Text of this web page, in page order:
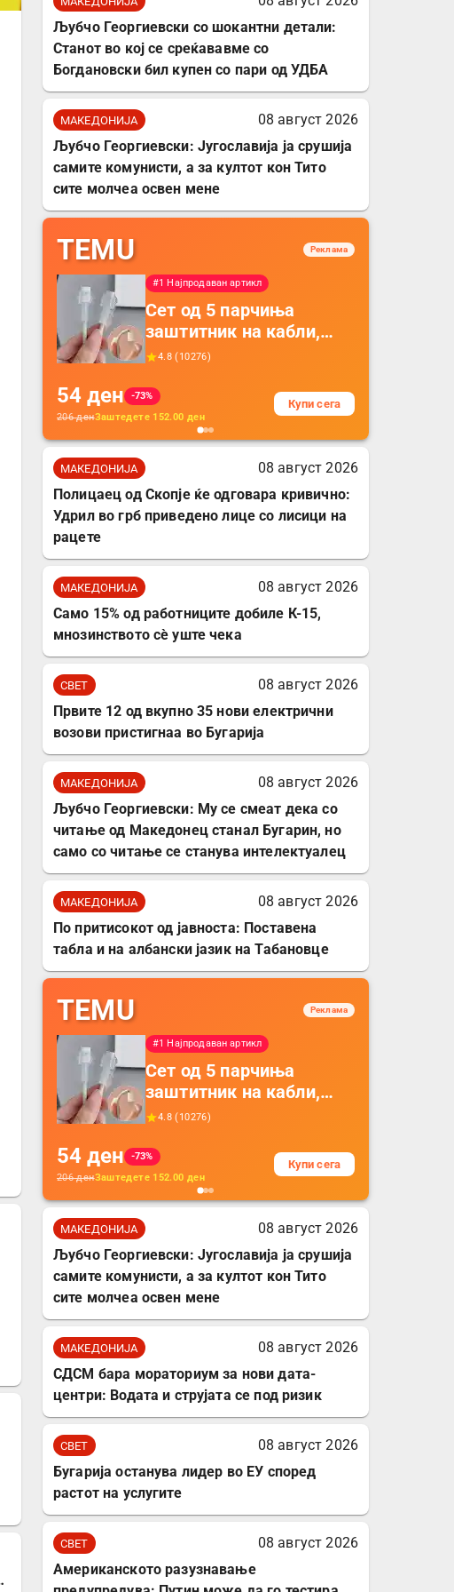
Љубчо Георгиевски со шокантни детали:
Станот во кој се среќававме со
Богдановски бил купен со пари од УДБА
МАКЕДОНИЈА
08 август 2026
Љубчо Георгиевски: Југославија ја срушија
самите комунисти, а за култот кон Тито
сите молчеа освен мене
TEMU Реклама
#1 Најпродаван артикл
Сет од 5 парчиња
заштитник на кабли,
прекривка за заштита
додатоци за заштита на
кабли, без батерија, за
мобилни телефони,
комплет за заштита на
4.8 (10276)
54 ден
-73%
206денЗаштедете 152.00 ден
Купи сега
МАКЕДОНИЈА
08 август 2026
Полицаец од Скопје ќе одговара кривично:
Удрил во грб приведено лице со лисици на
рацете
МАКЕДОНИЈА
08 август 2026
Само 15% од работниците добиле К-15,
мнозинството сè уште чека
СВЕТ
08 август 2026
Првите 12 од вкупно 35 нови електрични
возови пристигнаа во Бугарија
МАКЕДОНИЈА
08 август 2026
Љубчо Георгиевски: Му се смеат дека со
читање од Македонец станал Бугарин, но
само со читање се станува интелектуалец
МАКЕДОНИЈА
08 август 2026
По притисокот од јавноста: Поставена
табла и на албански јазик на Табановце
TEMU Реклама
#1 Најпродаван артикл
Сет од 5 парчиња
заштитник на кабли,
прекривка за заштита
додатоци за заштита на
кабли, без батерија, за
мобилни телефони,
комплет за заштита на
4.8 (10276)
54 ден
-73%
206денЗаштедете 152.00 ден
Купи сега
МАКЕДОНИЈА
08 август 2026
Љубчо Георгиевски: Југославија ја срушија
самите комунисти, а за култот кон Тито
сите молчеа освен мене
МАКЕДОНИЈА
08 август 2026
СДСМ бара мораториум за нови дата-
центри: Водата и струјата се под ризик
СВЕТ
08 август 2026
Бугарија останува лидер во ЕУ според
растот на услугите
СВЕТ
08 август 2026
Американското разузнавање